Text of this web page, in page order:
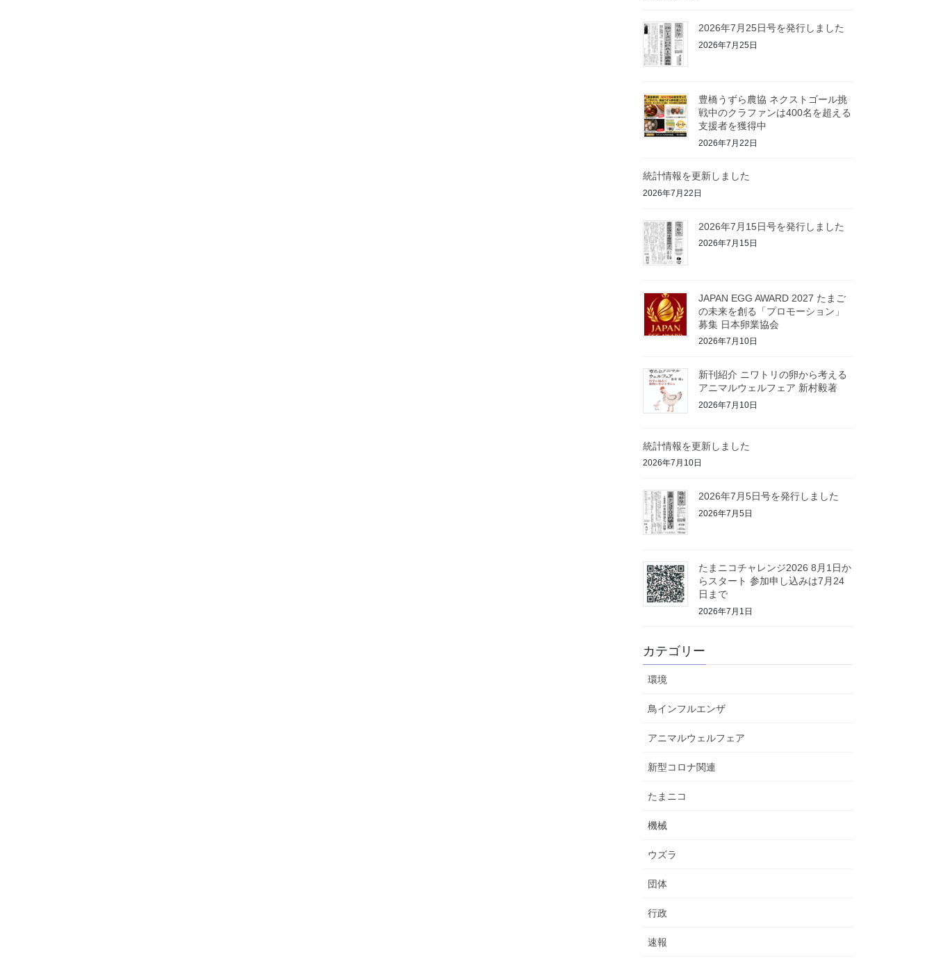
2026年7月25日号を発行しました
2026年7月25日
豊橋うずら農協 ネクストゴール挑
戦中のクラファンは400名を超える
支援者を獲得中
2026年7月22日
統計情報を更新しました
2026年7月22日
2026年7月15日号を発行しました
2026年7月15日
JAPAN EGG AWARD 2027 たまご
の未来を創る「プロモーション」
募集 日本卵業協会
2026年7月10日
新刊紹介 ニワトリの卵から考える
アニマルウェルフェア 新村毅著
2026年7月10日
統計情報を更新しました
2026年7月10日
2026年7月5日号を発行しました
2026年7月5日
たまニコチャレンジ2026 8月1日か
らスタート 参加申し込みは7月24
日まで
2026年7月1日
カテゴリー
環境
鳥インフルエンザ
アニマルウェルフェア
新型コロナ関連
たまニコ
機械
ウズラ
団体
行政
速報